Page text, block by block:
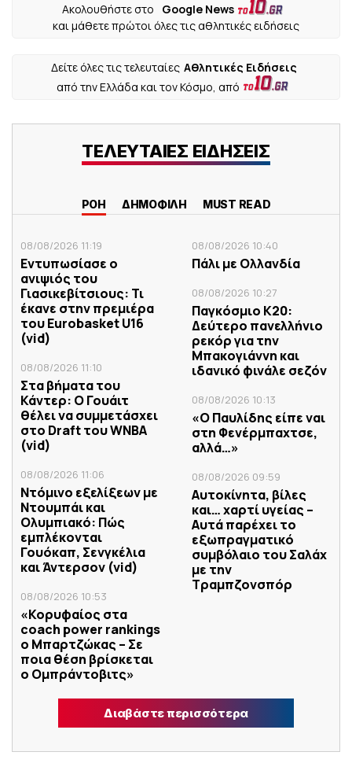
Ακολουθήστε στο
Google News
και μάθετε πρώτοι όλες τις αθλητικές ειδήσεις
Δείτε όλες τις τελευταίες Αθλητικές Ειδήσεις
από την Ελλάδα και τον Κόσμο, από
ΤΕΛΕΥΤΑΙΕΣ ΕΙΔΗΣΕΙΣ
ΡΟΗ ΔΗΜΟΦΙΛΗ MUST READ
08/08/2026 11:19
Εντυπωσίασε ο
ανιψιός του
Γιασικεβίτσιους: Τι
έκανε στην πρεμιέρα
του Eurobasket U16
(vid)
08/08/2026 11:10
Στα βήματα του
Κάντερ: Ο Γουάιτ
θέλει να συμμετάσχει
στο Draft του WNBA
(vid)
08/08/2026 11:06
Ντόμινο εξελίξεων με
Ντουμπάι και
Ολυμπιακό: Πώς
εμπλέκονται
Γουόκαπ, Σενγκέλια
και Άντερσον (vid)
08/08/2026 10:53
«Κορυφαίος στα
coach power rankings
ο Μπαρτζώκας – Σε
ποια θέση βρίσκεται
ο Ομπράντοβιτς»
08/08/2026 10:40
Πάλι με Ολλανδία
08/08/2026 10:27
Παγκόσμιο Κ20:
Δεύτερο πανελλήνιο
ρεκόρ για την
Μπακογιάννη και
ιδανικό φινάλε σεζόν
08/08/2026 10:13
«Ο Παυλίδης είπε ναι
στη Φενέρμπαχτσε,
αλλά…»
08/08/2026 09:59
Αυτοκίνητα, βίλες
και… χαρτί υγείας –
Αυτά παρέχει το
εξωπραγματικό
συμβόλαιο του Σαλάχ
με την
Τραμπζονσπόρ
Διαβάστε περισσότερα